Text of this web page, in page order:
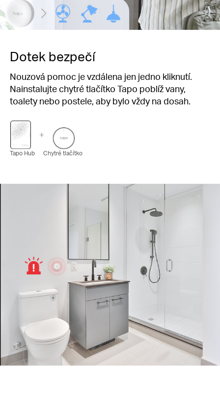
Dotek bezpečí
Nouzová pomoc je vzdálena jen jedno kliknutí.
Nainstalujte chytré tlačítko Tapo poblíž vany,
toalety nebo postele, aby bylo vždy na dosah.
Tapo Hub Chytré tlačítko